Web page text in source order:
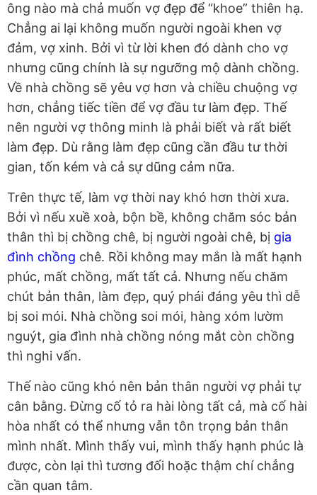
ông nào mà chả muốn vợ đẹp để “khoe” thiên hạ.
Chẳng ai lại không muốn người ngoài khen vợ
đảm, vợ xinh. Bởi vì từ lời khen đó dành cho vợ
nhưng cũng chính là sự ngưỡng mộ dành chồng.
Về nhà chồng sẽ yêu vợ hơn và chiều chuộng vợ
hơn, chẳng tiếc tiền để vợ đầu tư làm đẹp. Thế
nên người vợ thông minh là phải biết và rất biết
làm đẹp. Dù rằng làm đẹp cũng cần đầu tư thời
gian, tốn kém và cả sự dũng cảm nữa.
Trên thực tế, làm vợ thời nay khó hơn thời xưa.
Bởi vì nếu xuề xoà, bộn bề, không chăm sóc bản
thân thì bị chồng chê, bị người ngoài chê, bị gia
đình chồng chê. Rồi không may mắn là mất hạnh
phúc, mất chồng, mất tất cả. Nhưng nếu chăm
chút bản thân, làm đẹp, quý phái đáng yêu thì dễ
bị soi mói. Nhà chồng soi mói, hàng xóm lườm
nguýt, gia đình nhà chồng nóng mắt còn chồng
thì nghi vấn.
Thế nào cũng khó nên bản thân người vợ phải tự
cân bằng. Đừng cố tỏ ra hài lòng tất cả, mà cố hài
hòa nhất có thể nhưng vẫn tôn trọng bản thân
mình nhất. Mình thấy vui, mình thấy hạnh phúc là
được, còn lại thì tương đối hoặc thậm chí chẳng
cần quan tâm.